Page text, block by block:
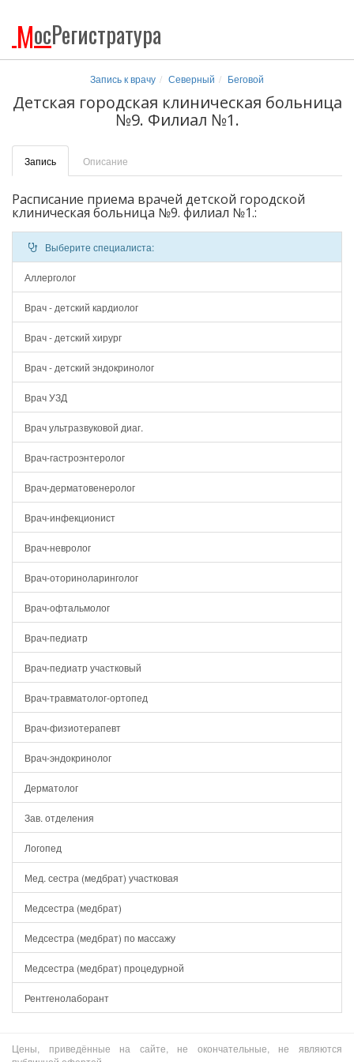
МосРегистратура
Запись к врачу Северный Беговой
Детская городская клиническая больница
№9. Филиал №1.
Запись Описание
Расписание приема врачей детской городской
клиническая больница №9. филиал №1.:
Выберите специалиста:
Аллерголог
Врач - детский кардиолог
Врач - детский хирург
Врач - детский эндокринолог
Врач УЗД
Врач ультразвуковой диаг.
Врач-гастроэнтеролог
Врач-дерматовенеролог
Врач-инфекционист
Врач-невролог
Врач-оториноларинголог
Врач-офтальмолог
Врач-педиатр
Врач-педиатр участковый
Врач-травматолог-ортопед
Врач-физиотерапевт
Врач-эндокринолог
Дерматолог
Зав. отделения
Логопед
Мед. сестра (медбрат) участковая
Медсестра (медбрат)
Медсестра (медбрат) по массажу
Медсестра (медбрат) процедурной
Рентгенолаборант
Цены, приведённые на сайте, не окончательные, не являются